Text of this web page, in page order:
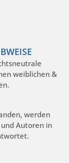
weiblichen &
werden
Autoren in